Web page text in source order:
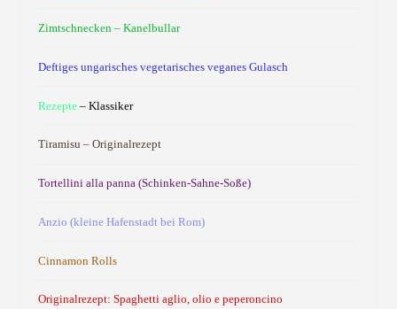
Zimtschnecken – Kanelbullar
Deftiges ungarisches vegetarisches veganes Gulasch
Rezepte– Klassiker
Tiramisu – Originalrezept
Tortellini alla panna (Schinken-Sahne-Soße)
Anzio (kleine Hafenstadt bei Rom)
Cinnamon Rolls
Originalrezept: Spaghetti aglio, olio e peperoncino